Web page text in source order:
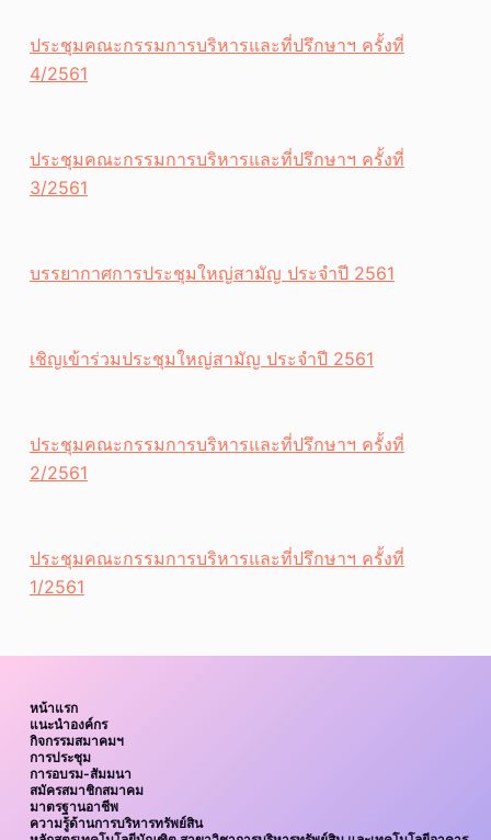
ประชุมคณะกรรมการบริหารและที่ปรึกษาฯ ครั้งที่
4/2561
ประชุมคณะกรรมการบริหารและที่ปรึกษาฯ ครั้งที่
3/2561
บรรยากาศการประชุมใหญ่สามัญ ประจำปี 2561
เชิญเข้าร่วมประชุมใหญ่สามัญ ประจำปี 2561
ประชุมคณะกรรมการบริหารและที่ปรึกษาฯ ครั้งที่
2/2561
ประชุมคณะกรรมการบริหารและที่ปรึกษาฯ ครั้งที่
1/2561
หน้าแรก
แนะนำองค์กร
กิจกรรมสมาคมฯ
การประชุม
การอบรม-สัมมนา
สมัครสมาชิกสมาคม
มาตรฐานอาชีพ
ความรู้ด้านการบริหารทรัพย์สิน